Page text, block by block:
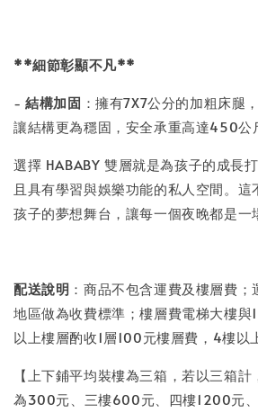
**細節彰顯不凡**
-結構加固 ：擁有7X7公分的加粗床腿
讓結構更為穩固，安全承重高達450公
選擇 HABABY 雙層就是為孩子的成長
且具有學習與娛樂功能的私人空間。這
孩子的夢想舞台，讓每一個夜晚都是一
配送說明 ：商品不包含運費及樓層費
地區做為收費標準；樓層費電梯大樓
以上樓層酌收1層100元樓層費，4樓以
【上下鋪平均裝樓為三箱，若以三箱
為300元、三樓600元、四樓1200元